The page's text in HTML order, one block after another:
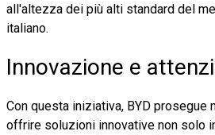
all'altezza dei più alti standard del
italiano.
Innovazione e
Con questa iniziativa, BYD prosegue
offrire soluzioni innovative non solo